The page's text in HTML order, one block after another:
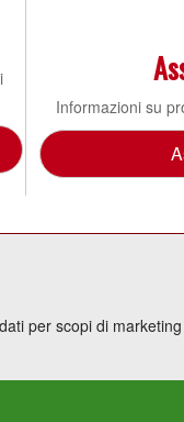
Informazioni su
per scopi di